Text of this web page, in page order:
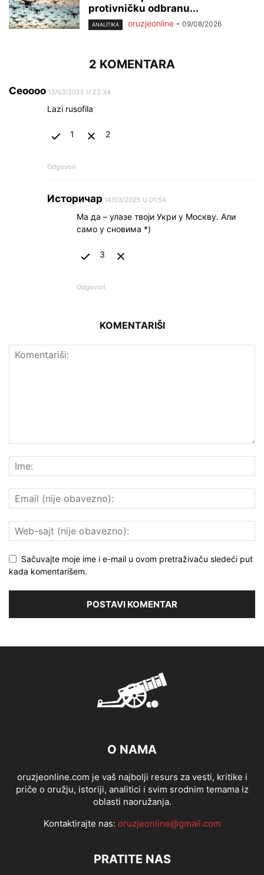
protivničku odbranu...
ANALITIKA oruzjeonline - 09/08/2026
2 KOMENTARA
Ceoooo 13/03/2025 U 22:34
Lazi rusofila
1 2
Odgovori
Историчар 14/03/2025 U 01:54
Ма да – улазе твоји Укри у Москву. Али
само у сновима *)
3
Odgovori
KOMENTARIŠI
Sačuvajte moje ime i e-mail u ovom pretraživaču sledeći put
kada komentarišem.
O NAMA
oruzjeonline.com je vaš najbolji resurs za vesti, kritike i
priče o oružju, istoriji, analitici i svim srodnim temama iz
oblasti naoružanja.
Kontaktirajte nas: oruzjeonline@gmail.com
PRATITE NAS